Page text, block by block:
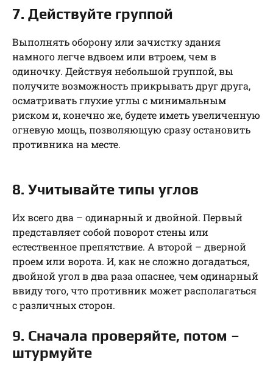
7. Действуйте группой
Выполнять оборону или зачистку здания
намного легче вдвоем или втроем, чем в
одиночку. Действуя небольшой группой, вы
получите возможность прикрывать друг друга,
осматривать глухие углы с минимальным
риском и, конечно же, будете иметь увеличенную
огневую мощь, позволяющую сразу остановить
противника на месте.
8. Учитывайте типы углов
Их всего два – одинарный и двойной. Первый
представляет собой поворот стены или
естественное препятствие. А второй – дверной
проем или ворота. И, как не сложно догадаться,
двойной угол в два раза опаснее, чем одинарный
ввиду того, что противник может располагаться
с различных сторон.
9. Сначала проверяйте, потом –
штурмуйте